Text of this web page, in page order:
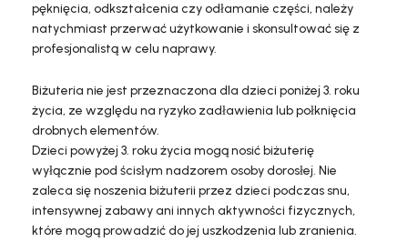
pęknięcia, odkształcenia czy odłamanie części, należy
natychmiast przerwać użytkowanie i skonsultować się z
profesjonalistą w celu naprawy.
Biżuteria nie jest przeznaczona dla dzieci poniżej 3. roku
życia, ze względu na ryzyko zadławienia lub połknięcia
drobnych elementów.
Dzieci powyżej 3. roku życia mogą nosić biżuterię
wyłącznie pod ścisłym nadzorem osoby dorosłej. Nie
zaleca się noszenia biżuterii przez dzieci podczas snu,
intensywnej zabawy ani innych aktywności fizycznych,
które mogą prowadzić do jej uszkodzenia lub zranienia.